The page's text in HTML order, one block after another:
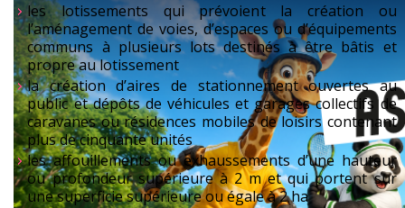
les lotissements qui prévoient la création ou
l’aménagement de voies, d’espaces ou d’équipements
communs à plusieurs lots destinés à être bâtis et
propre au lotissement
la création d’aires de stationnement ouvertes au
public et dépôts de véhicules et garages collectifs de
caravanes ou résidences mobiles de loisirs contenant
plus de cinquante unités
les affouillements ou exhaussements d’une hauteur
ou profondeur supérieure à 2 m et qui portent sur
une superficie supérieure ou égale à 2 ha